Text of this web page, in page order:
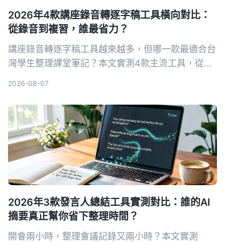
2026年4款講座錄音轉逐字稿工具橫向對比：
從錄音到複習，誰最省力？
講座錄音轉逐字稿工具越來越多，但哪一款最適合台
灣學生整理課堂筆記？本文實測4款主流工具，從準
2026-08-07
2026年3款發言人總結工具實測對比：誰的AI
摘要真正幫你省下整理時間？
開會兩小時，整理會議記錄又兩小時？本文實測